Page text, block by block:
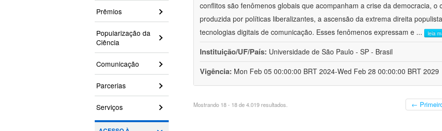
Prêmios
Popularização da
Ciência
Comunicação
Parcerias
Serviços
conflitos são fenômenos globais que acompanham a crise da democracia, o
produzida por políticas liberalizantes, a ascensão da extrema direita
tecnologias digitais de comunicação. Esses fenômenos expressam e ... leia
Instituição/UF/País: Universidade de São Paulo - SP - Brasil
Vigência: Mon Feb 05 00:00:00 BRT 2024-Wed Feb 28 00:00:00 BRT 2029
Mostrando 18 - 18 de 4.019 resultados. ←